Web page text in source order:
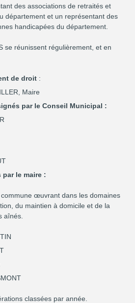
des associations de retraités et
département et un représentant des
handicapées du département.
se réunissent régulièrement, et en
de droit :
Maire
par le Conseil Municipal :
par le maire :
œuvrant dans les domaines
du maintien à domicile et de la
aînés.
classées par année.